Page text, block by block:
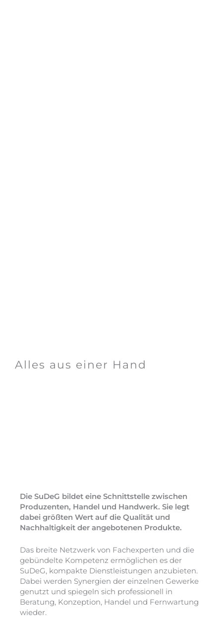
Alles aus einer Hand
Die SuDeG bildet eine Schnittstelle zwischen
Produzenten, Handel und Handwerk. Sie legt
dabei größten Wert auf die Qualität und
Nachhaltigkeit der angebotenen Produkte.
Das breite Netzwerk von Fachexperten und die
gebündelte Kompetenz ermöglichen es der
SuDeG, kompakte Dienstleistungen anzubieten.
Dabei werden Synergien der einzelnen Gewerke
genutzt und spiegeln sich professionell in
Beratung, Konzeption, Handel und Fernwartung
wieder.